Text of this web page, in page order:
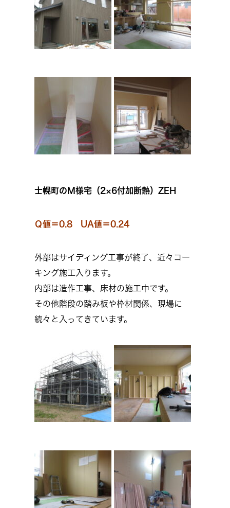
士幌町のM様宅（2×6付加断熱）ZEH
Ｑ値＝0.8 UA値＝0.24
外部はサイディング工事が終了、近々コー
キング施工入ります。
内部は造作工事、床材の施工中です。
その他階段の踏み板や枠材関係、現場に
続々と入ってきています。